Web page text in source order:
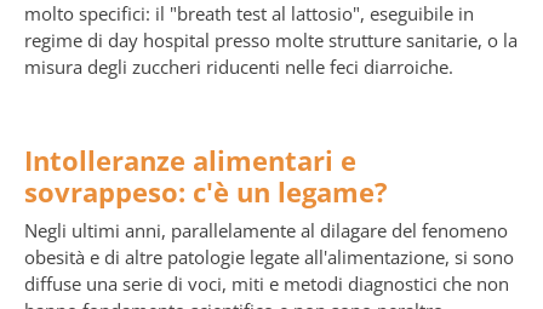
molto specifici: il "breath test al lattosio", eseguibile in
regime di day hospital presso molte strutture sanitarie, o la
misura degli zuccheri riducenti nelle feci diarroiche.
Intolleranze alimentari e
sovrappeso: c'è un legame?
Negli ultimi anni, parallelamente al dilagare del fenomeno
obesità e di altre patologie legate all'alimentazione, si sono
diffuse una serie di voci, miti e metodi diagnostici che non